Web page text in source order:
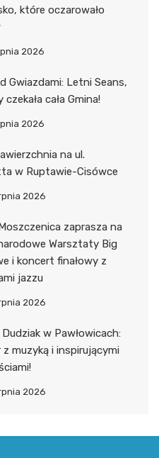
które oczarowało
2026
Gwiazdami: Letni Seans,
cała Gmina!
2026
na ul.
w Ruptawie-Cisówce
2026
zaprasza na
Warsztaty Big
i koncert finałowy z
jazzu
2026
w Pawłowicach:
z muzyką i inspirującymi
2026